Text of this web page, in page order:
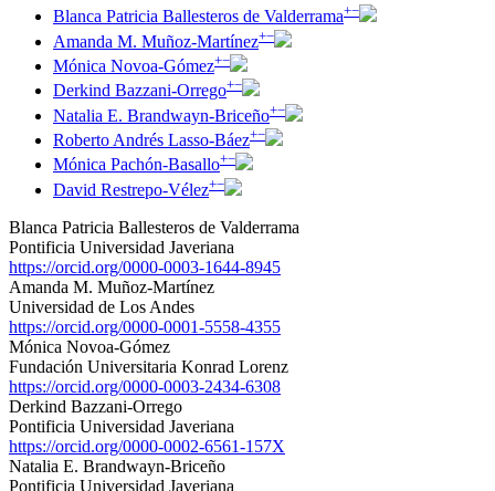
Blanca Patricia Ballesteros de Valderrama+−
Amanda M. Muñoz-Martínez+−
Mónica Novoa-Gómez+−
Derkind Bazzani-Orrego+−
Natalia E. Brandwayn-Briceño+−
Roberto Andrés Lasso-Báez+−
Mónica Pachón-Basallo+−
David Restrepo-Vélez+−
Blanca Patricia Ballesteros de Valderrama
Pontificia Universidad Javeriana
https://orcid.org/0000-0003-1644-8945
Amanda M. Muñoz-Martínez
Universidad de Los Andes
https://orcid.org/0000-0001-5558-4355
Mónica Novoa-Gómez
Fundación Universitaria Konrad Lorenz
https://orcid.org/0000-0003-2434-6308
Derkind Bazzani-Orrego
Pontificia Universidad Javeriana
https://orcid.org/0000-0002-6561-157X
Natalia E. Brandwayn-Briceño
Pontificia Universidad Javeriana